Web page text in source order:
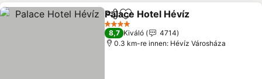
Megosztás
Hozzáadás a kedvencekhez
Palace Hotel Hévíz
4 Kategória
8,7 Kiváló
4714
0.3 km-re innen: Hévíz Városháza